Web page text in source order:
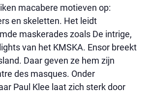
macabere motieven op:
en skeletten. Het leidt
maskerades zoals De intrige,
van het KMSKA. Ensor breekt
Daar geven ze hem zijn
des masques. Onder
Paul Klee laat zich sterk door